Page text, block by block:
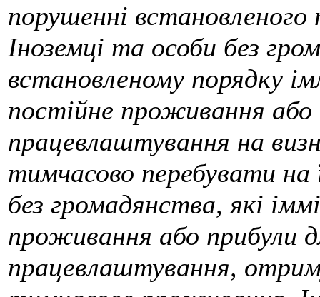
порушенні встановленого
Іноземці та особи без
встановленому порядку
постійне проживання
працевлаштування на
тимчасово перебувати на
без громадянства, які
проживання або прибули
працевлаштування,